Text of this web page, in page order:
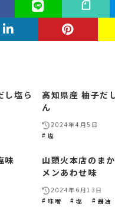
し塩ら
高知県産 柚子だ
ん
2024年4月5日
塩
味
山頭火本店のま
メンあわせ味
2024年6月13日
味噌
塩 醤油